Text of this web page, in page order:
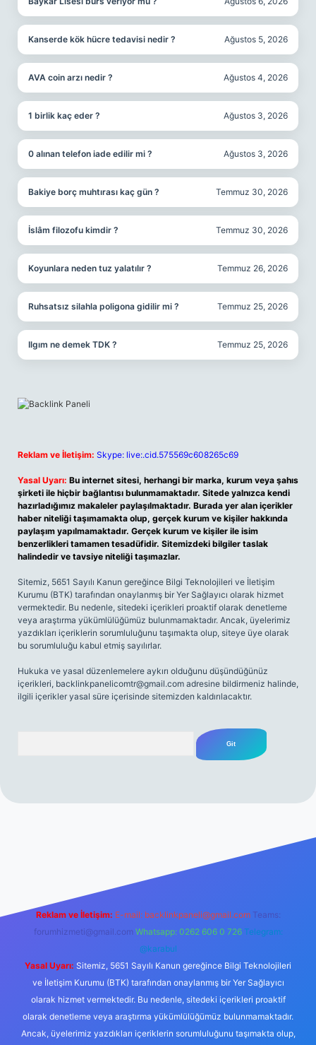
Kanserde kök hücre tedavisi nedir ? Ağustos 5, 2026
AVA coin arzı nedir ? Ağustos 4, 2026
1 birlik kaç eder ? Ağustos 3, 2026
0 alınan telefon iade edilir mi ? Ağustos 3, 2026
Bakiye borç muhtırası kaç gün ? Temmuz 30, 2026
İslâm filozofu kimdir ? Temmuz 30, 2026
Koyunlara neden tuz yalatılır ? Temmuz 26, 2026
Ruhsatsız silahla poligona gidilir mi ? Temmuz 25, 2026
Ilgım ne demek TDK ? Temmuz 25, 2026
Reklam ve İletişim: Skype: live:.cid.575569c608265c69
Yasal Uyarı: Bu internet sitesi, herhangi bir marka, kurum veya şahıs
şirketi ile hiçbir bağlantısı bulunmamaktadır. Sitede yalnızca kendi
hazırladığımız makaleler paylaşılmaktadır. Burada yer alan içerikler
haber niteliği taşımamakta olup, gerçek kurum ve kişiler hakkında
paylaşım yapılmamaktadır. Gerçek kurum ve kişiler ile isim
benzerlikleri tamamen tesadüfidir. Sitemizdeki bilgiler taslak
halindedir ve tavsiye niteliği taşımazlar.
Sitemiz, 5651 Sayılı Kanun gereğince Bilgi Teknolojileri ve İletişim
Kurumu (BTK) tarafından onaylanmış bir Yer Sağlayıcı olarak hizmet
vermektedir. Bu nedenle, sitedeki içerikleri proaktif olarak denetleme
veya araştırma yükümlülüğümüz bulunmamaktadır. Ancak, üyelerimiz
yazdıkları içeriklerin sorumluluğunu taşımakta olup, siteye üye olarak
bu sorumluluğu kabul etmiş sayılırlar.
Hukuka ve yasal düzenlemelere aykırı olduğunu düşündüğünüz
içerikleri, backlinkpanelicomtr@gmail.com adresine bildirmeniz halinde,
ilgili içerikler yasal süre içerisinde sitemizden kaldırılacaktır.
Reklam ve İletişim: E-mail: backlinkpaneli@gmail.com Teams:
forumhizmeti@gmail.com Whatsapp: 0262 606 0 726 Telegram:
@karabul
Yasal Uyarı: Sitemiz, 5651 Sayılı Kanun gereğince Bilgi Teknolojileri
ve İletişim Kurumu (BTK) tarafından onaylanmış bir Yer Sağlayıcı
olarak hizmet vermektedir. Bu nedenle, sitedeki içerikleri proaktif
olarak denetleme veya araştırma yükümlülüğümüz bulunmamaktadır.
Ancak, üyelerimiz yazdıkları içeriklerin sorumluluğunu taşımakta olup,